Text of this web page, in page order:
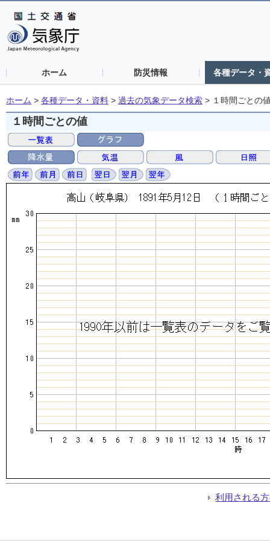
ホーム 防災情報 各種データ・
ホーム > 各種データ・資料 > 過去の気象データ検索 > １時間ごとの
１時間ごとの値
利用される